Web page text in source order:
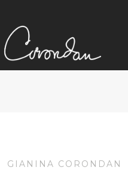
GIANINA CORONDAN